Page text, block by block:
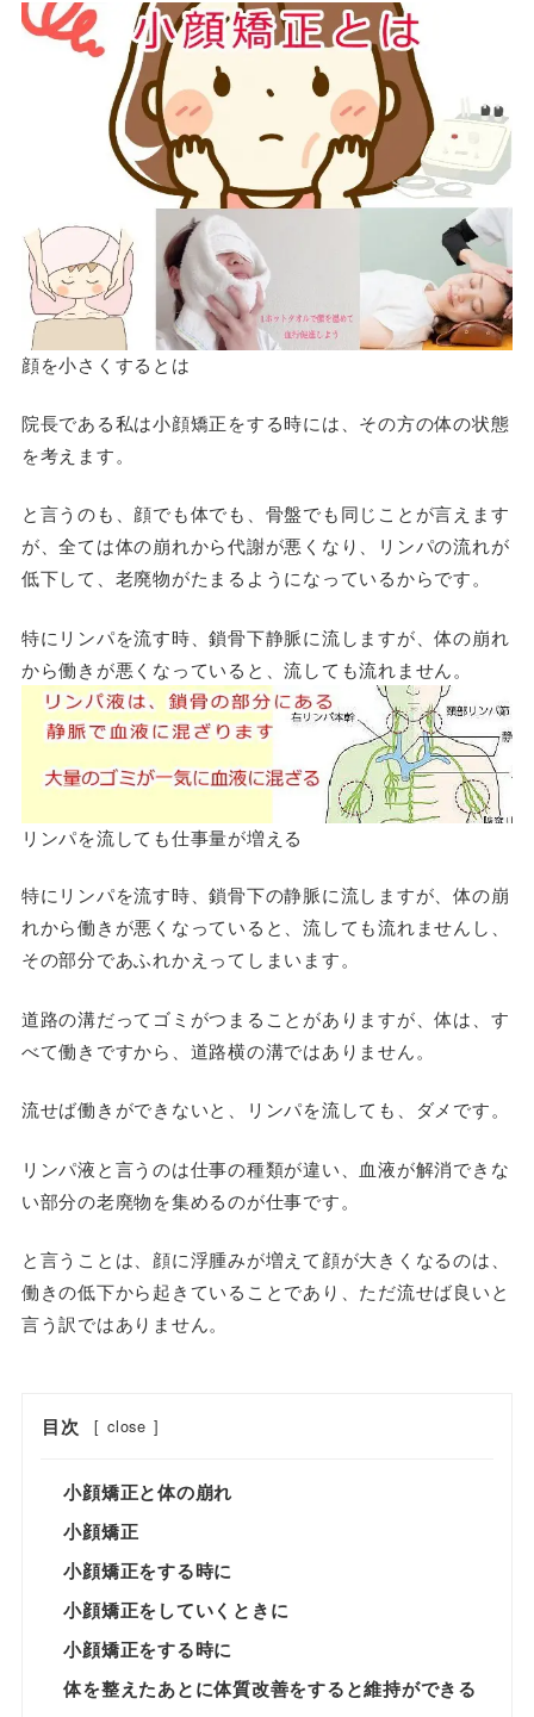
顔を小さくするとは
院長である私は小顔矯正をする時には、その方の体の状態
を考えます。
と言うのも、顔でも体でも、骨盤でも同じことが言えます
が、全ては体の崩れから代謝が悪くなり、リンパの流れが
低下して、老廃物がたまるようになっているからです。
特にリンパを流す時、鎖骨下静脈に流しますが、体の崩れ
から働きが悪くなっていると、流しても流れません。
リンパを流しても仕事量が増える
特にリンパを流す時、鎖骨下の静脈に流しますが、体の崩
れから働きが悪くなっていると、流しても流れませんし、
その部分であふれかえってしまいます。
道路の溝だってゴミがつまることがありますが、体は、す
べて働きですから、道路横の溝ではありません。
流せば働きができないと、リンパを流しても、ダメです。
リンパ液と言うのは仕事の種類が違い、血液が解消できな
い部分の老廃物を集めるのが仕事です。
と言うことは、顔に浮腫みが増えて顔が大きくなるのは、
働きの低下から起きていることであり、ただ流せば良いと
言う訳ではありません。
目次 [ close ]
小顔矯正と体の崩れ
小顔矯正
小顔矯正をする時に
小顔矯正をしていくときに
小顔矯正をする時に
体を整えたあとに体質改善をすると維持ができる